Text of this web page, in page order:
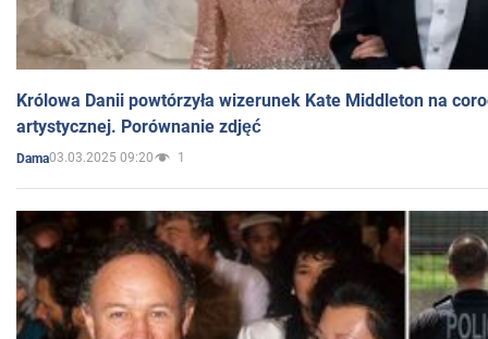
Królowa Danii powtórzyła wizerunek Kate Middleton na
artystycznej. Porównanie zdjęć
Dama03.03.2025 09:20 1